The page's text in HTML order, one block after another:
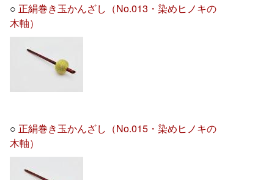
○ 正絹巻き玉かんざし（No.013・染めヒノキの
木軸）
○ 正絹巻き玉かんざし（No.015・染めヒノキの
木軸）